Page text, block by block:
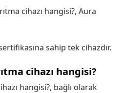
cihazı hangisi?, Aura
sahip tek cihazdır.
cihazı hangisi?
hangisi?, bağlı olarak